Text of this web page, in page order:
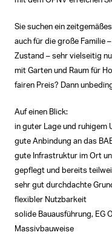
Sie suchen ein
auch für die große Familie
Zustand – sehr vielseitig
mit Garten und Raum für
fairen Preis? Dann
Auf einen Blick:
in guter Lage und ruhigem
gute Anbindung an das
gute Infrastruktur im Ort
gepflegt und bereits
sehr gut durchdachte
flexibler Nutzbarkeit
solide Bauausführung, EG
Massivbauweise